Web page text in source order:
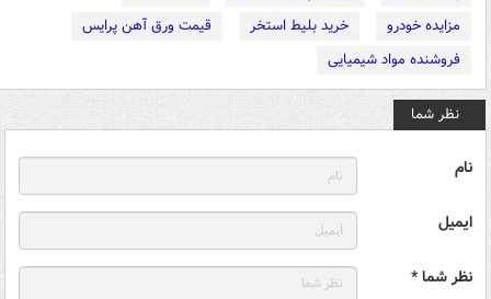
مزایده خودرو
خرید بلیط استخر
قیمت ورق آهن پرایس
فروشنده مواد شیمیایی
نظر شما
نام
ایمیل
نظر شما *